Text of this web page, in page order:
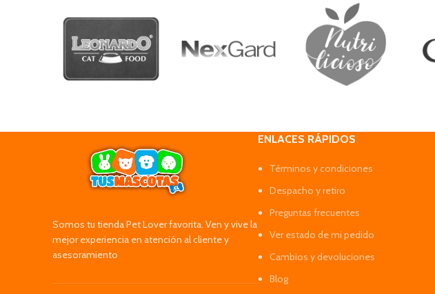
Somos tu tienda Pet Lover favorita. Ven y vive la
mejor experiencia en atención al cliente y
asesoramiento
ENLACES RÁPIDOS
Términos y condiciones
Despacho y retiro
Preguntas frecuentes
Ver estado de mi pedido
Cambios y devoluciones
Blog